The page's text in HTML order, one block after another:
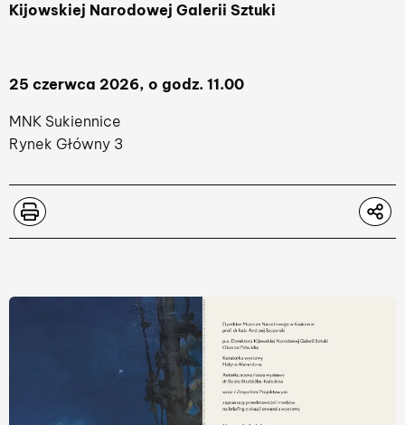
Kijowskiej Narodowej Galerii Sztuki
25 czerwca 2026, o godz. 11.00
MNK Sukiennice
Rynek Główny 3